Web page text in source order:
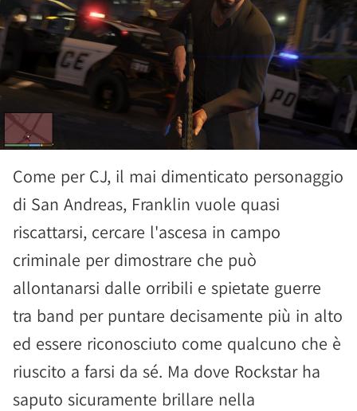
Come per CJ, il mai dimenticato personaggio
di San Andreas, Franklin vuole quasi
riscattarsi, cercare l'ascesa in campo
criminale per dimostrare che può
allontanarsi dalle orribili e spietate guerre
tra band per puntare decisamente più in alto
ed essere riconosciuto come qualcuno che è
riuscito a farsi da sé. Ma dove Rockstar ha
saputo sicuramente brillare nella